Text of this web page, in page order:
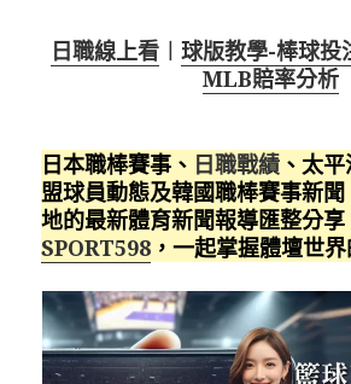
日職線上看 ︱ 球版教學-棒球投
MLB賠率分析
日本職棒賽事、 日職戰績 、太
盟球員動態及韓國職棒賽事新
地的最新體育新聞報導匯整分
SPORT598 ，一起掌握體壇世界